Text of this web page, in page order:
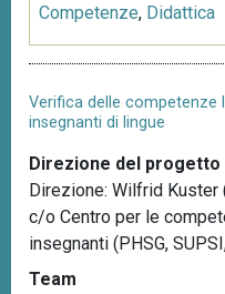
Competenze, Didattica
Verifica delle competenze
insegnanti di lingue
Direzione del progetto
Direzione: Wilfrid Kuster
c/o Centro per le
insegnanti (PHSG,
Team